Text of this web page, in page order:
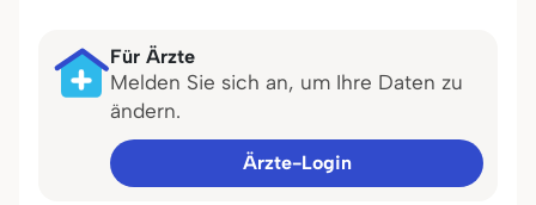
Für Ärzte
Melden Sie sich an, um Ihre Daten zu
ändern.
Ärzte-Login